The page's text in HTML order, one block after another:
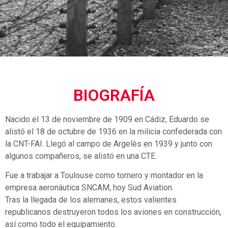
BIOGRAFÍA
Nacido el 13 de noviembre de 1909 en Cádiz, Eduardo se
alistó el 18 de octubre de 1936 en la milicia confederada con
la CNT-FAI. Llegó al campo de Argelès en 1939 y junto con
algunos compañeros, se alistó en una CTE.
Fue a trabajar a Toulouse como tornero y montador en la
empresa aeronáutica SNCAM, hoy Sud Aviation.
Tras la llegada de los alemanes, estos valientes
republicanos destruyeron todos los aviones en construcción,
así como todo el equipamiento.